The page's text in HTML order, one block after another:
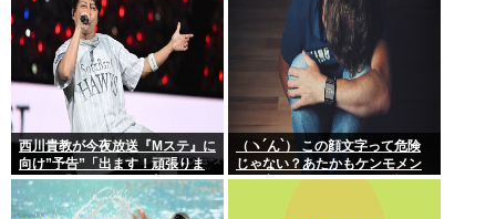
西川貴教が今夜放送『Mステ』に
向け”予告”「出ます！頑張りま
す！」「恐らくアレも着ま
す！」期待膨らむ
（ヽ´ん`） この顔文字って危険
じゃない？あたかもケンモメン
が無害で優しい一般人だと誤解